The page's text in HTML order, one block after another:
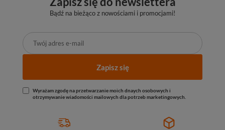
Bądź na bieżąco z nowościami i promocjami!
Zapisz się
Wyrażam zgodę na przetwarzanie moich dnaych osobowych i
otrzymywanie wiadomości mailowych dla potrzeb marketingowych.